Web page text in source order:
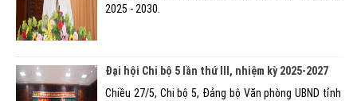
2025 - 2030.
Đại hội Chi bộ 5 lần thứ III, nhiệm kỳ 2025-2027
Chiều 27/5, Chi bộ 5, Đảng bộ Văn phòng UBND tỉnh